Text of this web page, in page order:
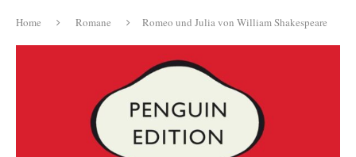
Home Romane Romeo und Julia von William Shakespeare